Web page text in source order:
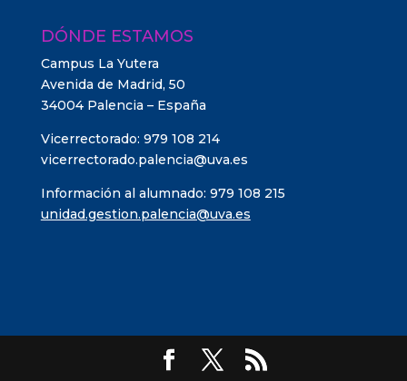
DÓNDE ESTAMOS
Campus La Yutera
Avenida de Madrid, 50
34004 Palencia – España
Vicerrectorado: 979 108 214
vicerrectorado.palencia@uva.es
Información al alumnado: 979 108 215
unidad.gestion.palencia@uva.es